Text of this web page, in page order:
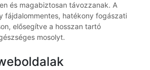
és magabiztosan távozzanak. A
fájdalommentes, hatékony fogászati
elősegítve a hosszan tartó
mosolyt.